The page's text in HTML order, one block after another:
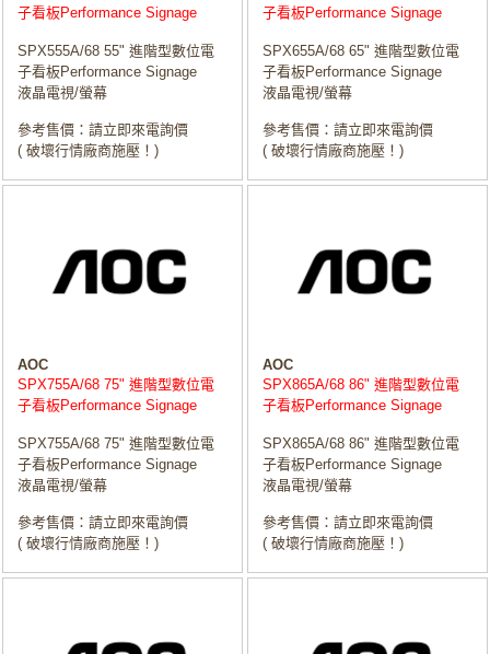
子看板Performance Signage
SPX555A/68 55" 進階型數位電
子看板Performance Signage
液晶電視/螢幕
參考售價：請立即來電詢價
( 破壞行情廠商施壓！)
子看板Performance Signage
SPX655A/68 65" 進階型數位電
子看板Performance Signage
液晶電視/螢幕
參考售價：請立即來電詢價
( 破壞行情廠商施壓！)
AOC
SPX755A/68 75" 進階型數位電
子看板Performance Signage
SPX755A/68 75" 進階型數位電
子看板Performance Signage
液晶電視/螢幕
參考售價：請立即來電詢價
( 破壞行情廠商施壓！)
AOC
SPX865A/68 86" 進階型數位電
子看板Performance Signage
SPX865A/68 86" 進階型數位電
子看板Performance Signage
液晶電視/螢幕
參考售價：請立即來電詢價
( 破壞行情廠商施壓！)